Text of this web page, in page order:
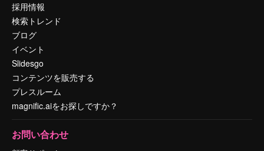
採用情報
検索トレンド
ブログ
イベント
Slidesgo
コンテンツを販売する
プレスルーム
magnific.aiをお探しですか？
お問い合わせ